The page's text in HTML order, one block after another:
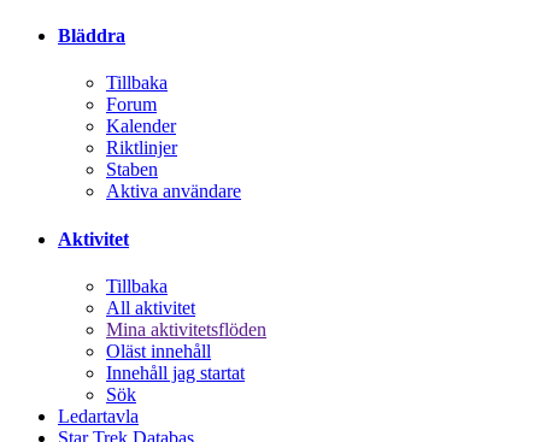
Bläddra
Tillbaka
Forum
Kalender
Riktlinjer
Staben
Aktiva användare
Aktivitet
Tillbaka
All aktivitet
Mina aktivitetsflöden
Oläst innehåll
Innehåll jag startat
Sök
Ledartavla
Star Trek Databas